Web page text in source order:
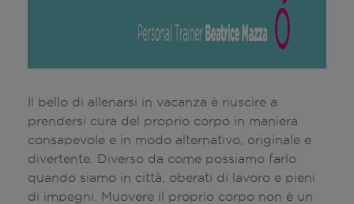
Il bello di allenarsi in vacanza è riuscire a
prendersi cura del proprio corpo in maniera
consapevole e in modo alternativo, originale e
divertente. Diverso da come possiamo farlo
quando siamo in città, oberati di lavoro e pieni
di impegni. Muovere il proprio corpo non è un